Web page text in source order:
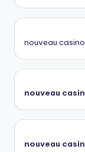
nouveau
nouveau
nouveau